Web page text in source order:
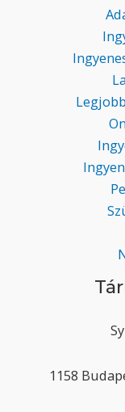
1158